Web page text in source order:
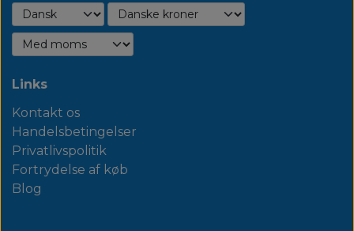
Links
Kontakt os
Handelsbetingelser
Privatlivspolitik
Fortrydelse af køb
Blog